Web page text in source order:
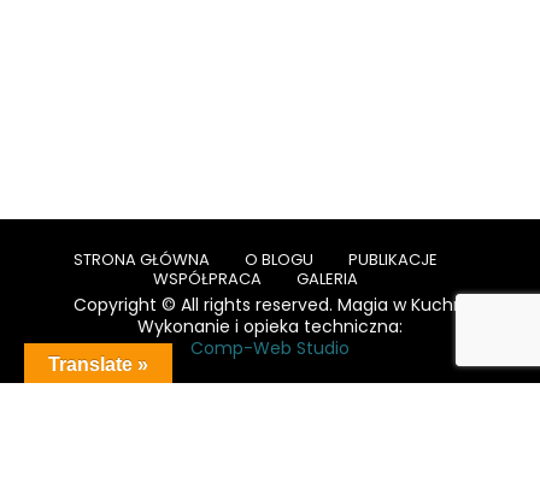
STRONA GŁÓWNA O BLOGU
PUBLIKACJE
WSPÓŁPRACA
GALERIA
Copyright © All rights reserved. Magia w Kuchni
Wykonanie i opieka techniczna:
Comp-Web Studio
Translate »